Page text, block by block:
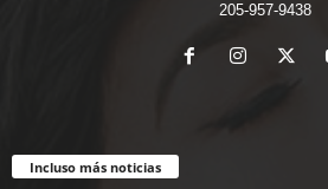
205-957-9438
Incluso más noticias